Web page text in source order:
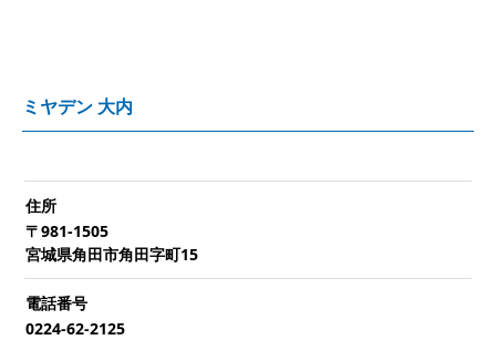
ミヤデン 大内
住所
〒981-1505
宮城県角田市角田字町15
電話番号
0224-62-2125